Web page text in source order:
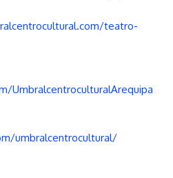
teatro-
UmbralcentroculturalArequipa
umbralcentrocultural/